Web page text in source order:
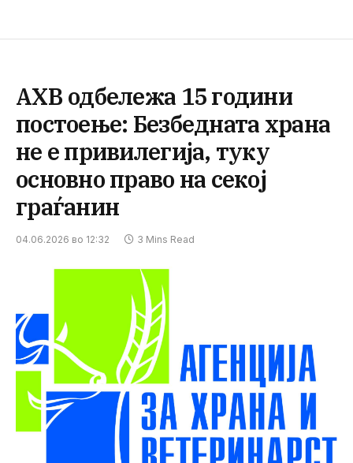
АХВ одбележа 15 години
постоење: Безбедната храна
не е привилегија, туку
основно право на секој
граѓанин
04.06.2026 во 12:32 3 Mins Read